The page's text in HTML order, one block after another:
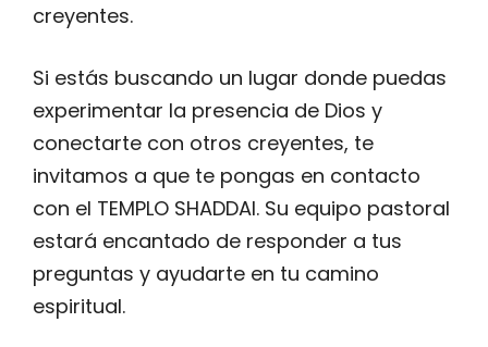
creyentes.
Si estás buscando un lugar donde puedas
experimentar la presencia de Dios y
conectarte con otros creyentes, te
invitamos a que te pongas en contacto
con el TEMPLO SHADDAI. Su equipo pastoral
estará encantado de responder a tus
preguntas y ayudarte en tu camino
espiritual.